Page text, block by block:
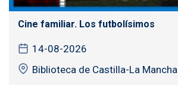
Cine familiar. Los futbolísimos
14-08-2026
Biblioteca de Castilla-La Mancha